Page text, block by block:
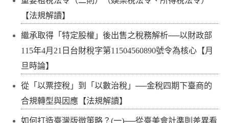
【法規解讀】
繼承取得「特定股權」後出售之稅務解析──以財政部
115年4月21日台財稅字第11504560890號令為核心【月
旦時論】
從「以票控稅」到「以數治稅」──金稅四期下臺商的
合規轉型與因應【法規解讀】
如何打造臺灣版微策略？(一)──從臺美會計準則差異看